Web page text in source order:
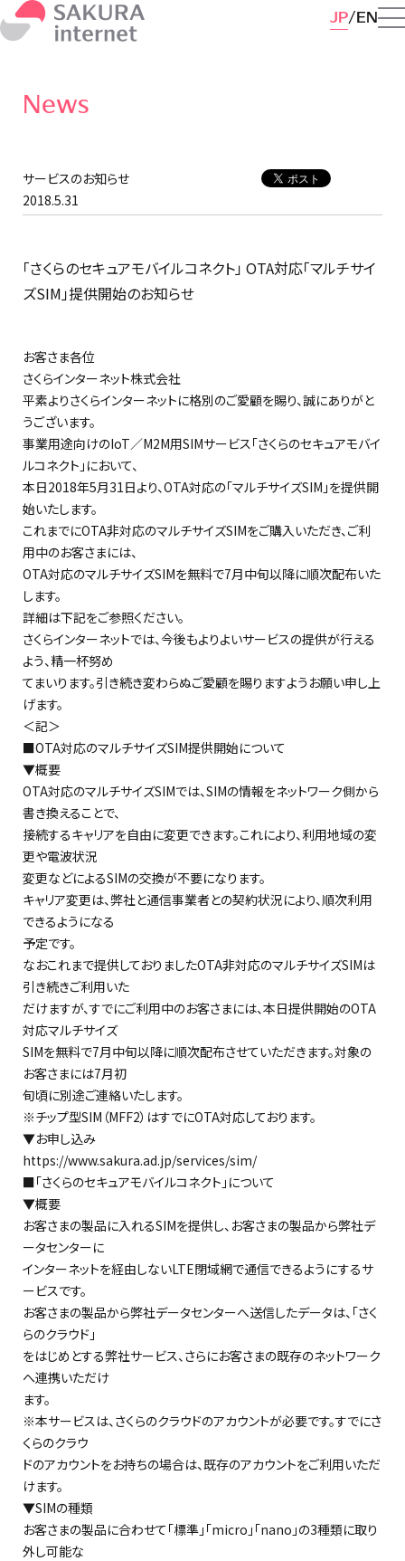
JP EN
News
サービスのお知らせ
2018.5.31
「さくらのセキュアモバイルコネクト」 OTA対応「マルチサイ
ズSIM」提供開始のお知らせ
お客さま各位
さくらインターネット株式会社
平素よりさくらインターネットに格別のご愛顧を賜り、誠にありがと
うございます。
事業用途向けのIoT／M2M用SIMサービス「さくらのセキュアモバイ
ルコネクト」において、
本日2018年5月31日より、OTA対応の「マルチサイズSIM」を提供開
始いたします。
これまでにOTA非対応のマルチサイズSIMをご購入いただき、ご利
用中のお客さまには、
OTA対応のマルチサイズSIMを無料で7月中旬以降に順次配布いた
します。
詳細は下記をご参照ください。
さくらインターネットでは、今後もよりよいサービスの提供が行える
よう、精一杯努め
てまいります。引き続き変わらぬご愛顧を賜りますようお願い申し上
げます。
＜記＞
■OTA対応のマルチサイズSIM提供開始について
▼概要
OTA対応のマルチサイズSIMでは、SIMの情報をネットワーク側から
書き換えることで、
接続するキャリアを自由に変更できます。これにより、利用地域の変
更や電波状況
変更などによるSIMの交換が不要になります。
キャリア変更は、弊社と通信事業者との契約状況により、順次利用
できるようになる
予定です。
なおこれまで提供しておりましたOTA非対応のマルチサイズSIMは
引き続きご利用いた
だけますが、すでにご利用中のお客さまには、本日提供開始のOTA
対応マルチサイズ
SIMを無料で7月中旬以降に順次配布させていただきます。対象の
お客さまには7月初
旬頃に別途ご連絡いたします。
※チップ型SIM（MFF2）はすでにOTA対応しております。
▼お申し込み
https://www.sakura.ad.jp/services/sim/
■「さくらのセキュアモバイルコネクト」について
▼概要
お客さまの製品に入れるSIMを提供し、お客さまの製品から弊社デ
ータセンターに
インターネットを経由しないLTE閉域網で通信できるようにするサ
ービスです。
お客さまの製品から弊社データセンターへ送信したデータは、「さく
らのクラウド」
をはじめとする弊社サービス、さらにお客さまの既存のネットワーク
へ連携いただけ
ます。
※本サービスは、さくらのクラウドのアカウントが必要です。すでにさ
くらのクラウ
ドのアカウントをお持ちの場合は、既存のアカウントをご利用いただ
けます。
▼SIMの種類
お客さまの製品に合わせて「標準」「micro」「nano」の3種類に取り
外し可能な